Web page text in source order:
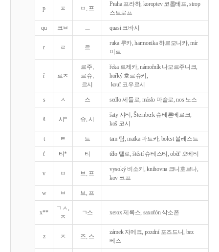
p ㅍ ㅂ, 프
Praha 프라하, koroptev 코롭테프, strop
스트로프
qu 크ㅂ ㅡ quasi 크바시
r ㄹ 르
ruka 루카, harmonika 하르모니카, mír
미르
ř 르ㅈ
르주,
르슈,
르시
řeka 르제카, námořník 나모르주니크,
hořký 호르슈키,
kouř 코우르시
s ㅅ 스 sedlo 세들로, máslo 마슬로, nos 노스
š 시* 슈, 시
šaty 샤티, Šternberk 슈테른베르크,
koš 코시
t ㅌ 트 tam 탐, matka 마트카, bolest 볼레스트
t' 티* 티 tělo 텔로, štěstí 슈테스티, obět' 오베티
v ㅂ 브, 프
vysoký 비소키, knihovna 크니호브나,
kov 코프
w ㅂ 브, 프
x**
ㄱㅅ,
ㅈ
ㄱ스 xerox 제록스, saxofón 삭소폰
z ㅈ 즈, 스
zámek 자메크, pozdní 포즈드니, bez
베스